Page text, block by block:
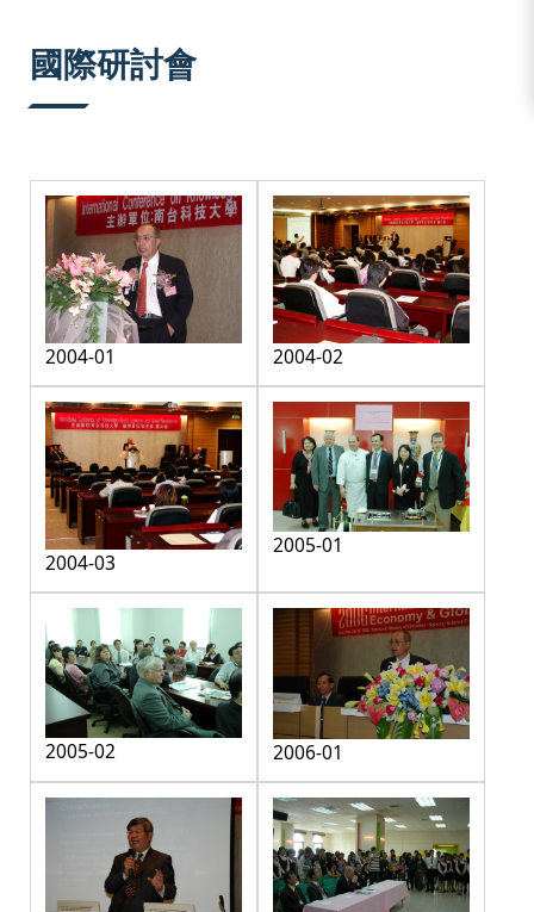
國際研討會
2004-01 2004-02
2004-03
2005-01
2005-02 2006-01